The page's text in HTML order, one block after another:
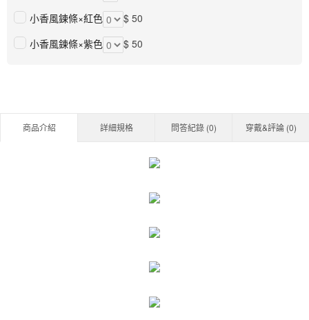
小香風鍊條×紅色
$ 50
小香風鍊條×紫色
$ 50
商品介紹 詳細規格 問答紀錄 (0) 穿戴&評論 (0)